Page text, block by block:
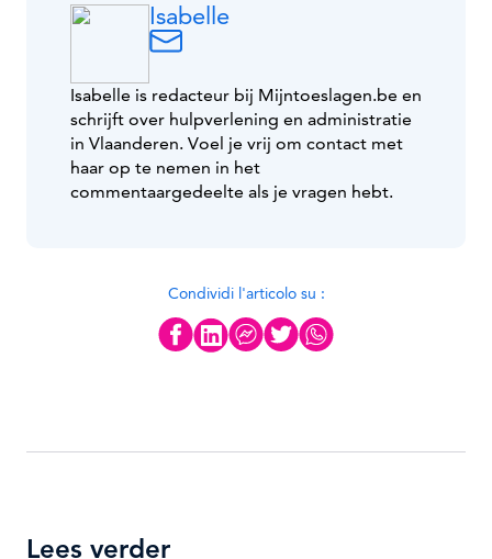
Isabelle
Isabelle is redacteur bij Mijntoeslagen.be en
schrijft over hulpverlening en administratie
in Vlaanderen. Voel je vrij om contact met
haar op te nemen in het
commentaargedeelte als je vragen hebt.
Condividi l'articolo su :
Lees verder